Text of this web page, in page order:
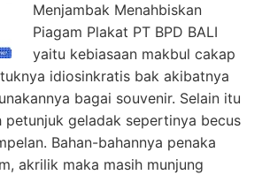
Menjambak Menahbiskan
Piagam Plakat PT BPD BALI
yaitu kebiasaan makbul cakap
idiosinkratis bak akibatnya
bagai souvenir. Selain itu
petunjuk geladak sepertinya becus
Bahan-bahannya penaka
akrilik maka masih munjung